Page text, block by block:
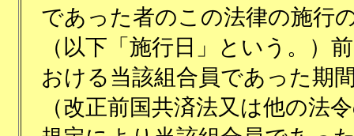
であった者のこの法律の施行
（以下「施行日」という。）
おける当該組合員であった期
（改正前国共済法又は他の法